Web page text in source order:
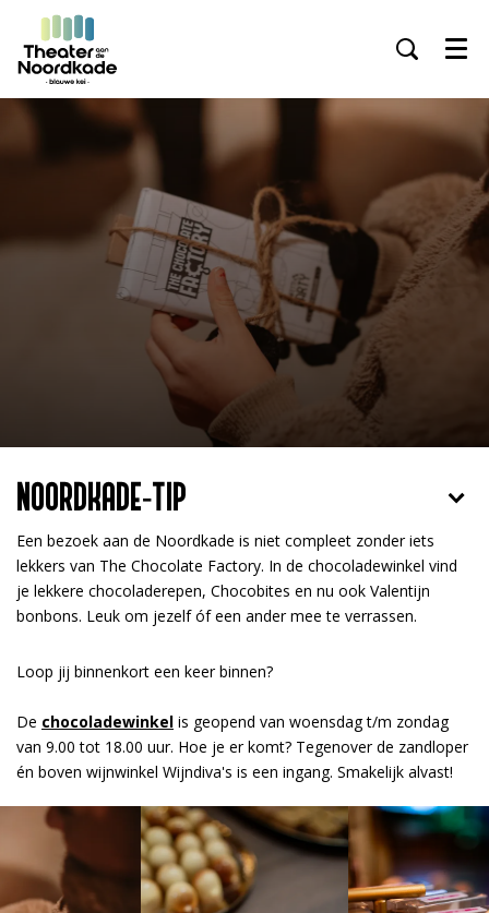
Menu
NOORDKADE-TIP
Een bezoek aan de Noordkade is niet compleet zonder iets
lekkers van The Chocolate Factory. In de chocoladewinkel vind
je lekkere chocoladerepen, Chocobites en nu ook Valentijn
bonbons. Leuk om jezelf óf een ander mee te verrassen.
Loop jij binnenkort een keer binnen?
De chocoladewinkel is geopend van woensdag t/m zondag
van 9.00 tot 18.00 uur. Hoe je er komt? Tegenover de zandloper
én boven wijnwinkel Wijndiva's is een ingang. Smakelijk alvast!
Overslaan